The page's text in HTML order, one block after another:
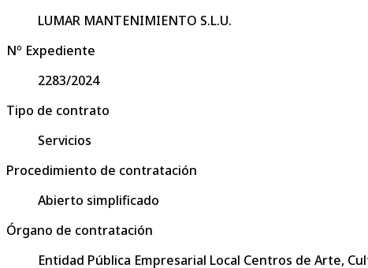
LUMAR MANTENIMIENTO S.L.U.
Nº Expediente
2283/2024
Tipo de contrato
Servicios
Procedimiento de contratación
Abierto simplificado
Órgano de contratación
Entidad Pública Empresarial Local Centros de Arte,